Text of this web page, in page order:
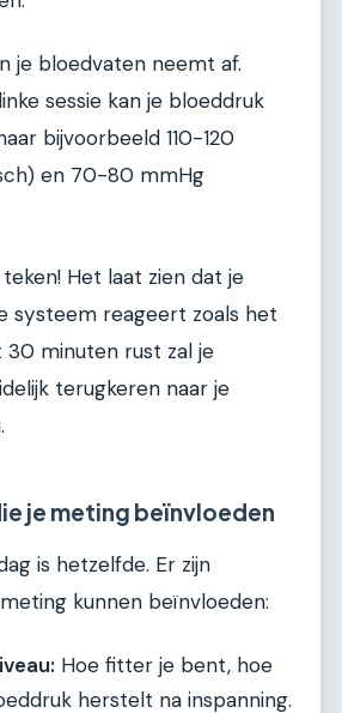
je bloedvaten neemt af.
sessie kan je bloeddruk
bijvoorbeeld 110-120
en 70-80 mmHg
Het laat zien dat je
systeem reageert zoals het
30 minuten rust zal je
terugkeren naar je
je meting beïnvloeden
is hetzelfde. Er zijn
kunnen beïnvloeden:
Hoe fitter je bent, hoe
herstelt na inspanning.